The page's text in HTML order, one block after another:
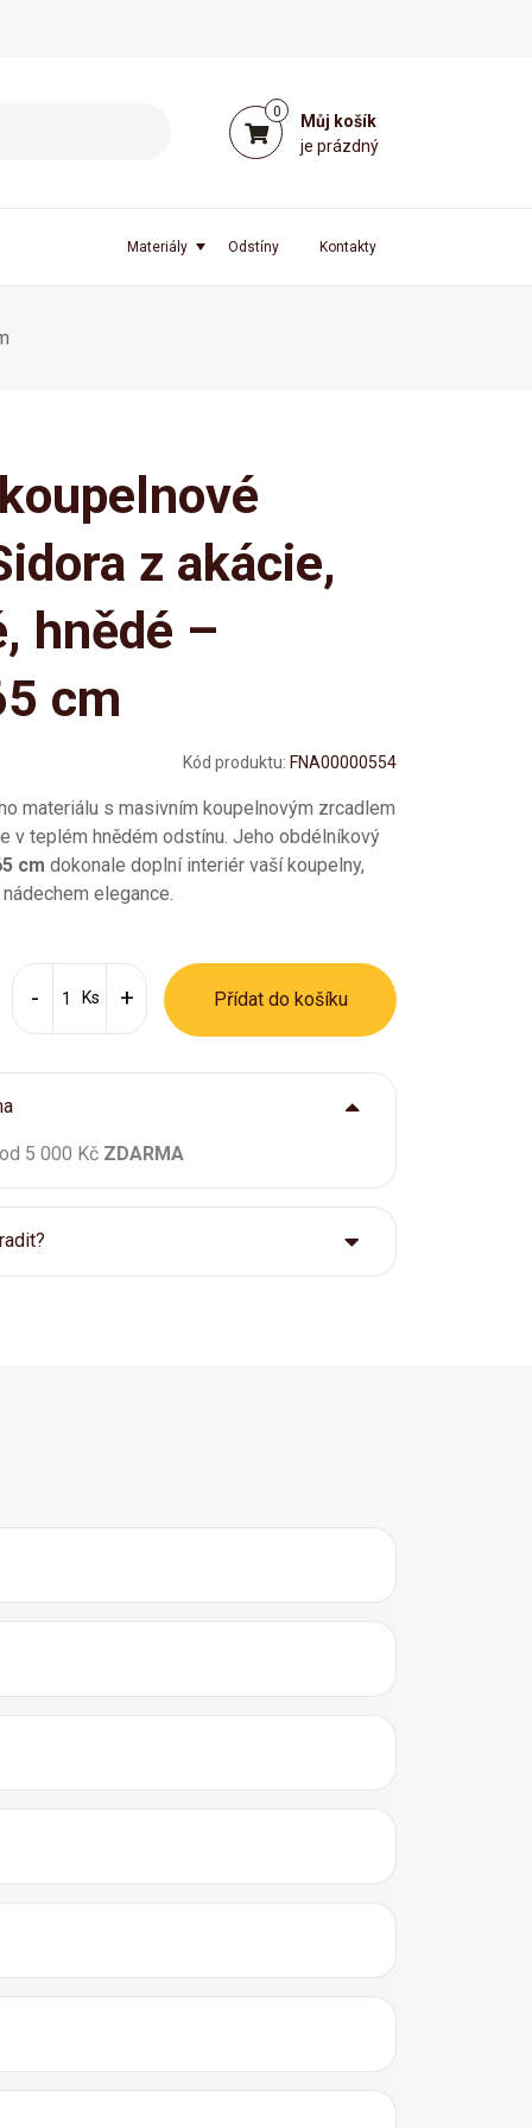
0
Můj košík
je prázdný
Kontakty
Odstíny
Materiály
z akácie,
hnědé –
cm
Kód produktu: FNA00000554
materiálu s masivním koupelnovým zrcadlem
v teplém hnědém odstínu. Jeho obdélníkový
cm dokonale doplní interiér vaší koupelny,
elegance.
Ks Přídat do košíku
5 000 Kč ZDARMA